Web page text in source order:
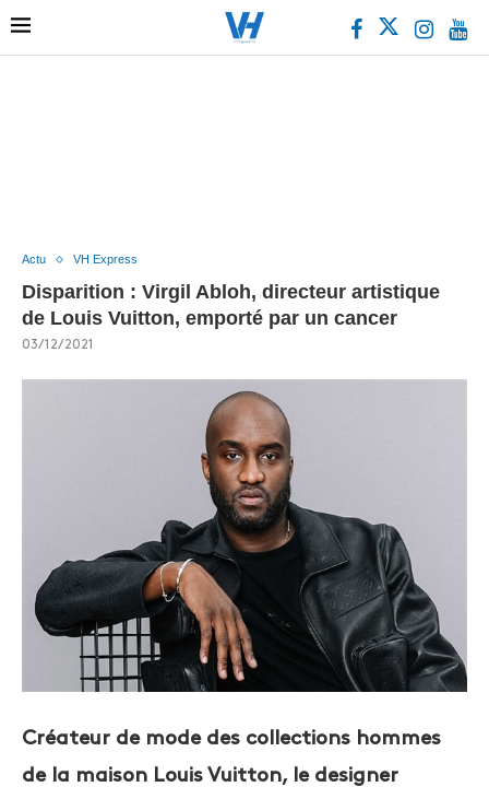
Actu VH Express
Disparition : Virgil Abloh, directeur artistique
de Louis Vuitton, emporté par un cancer
03/12/2021
Créateur de mode des collections hommes
de la maison Louis Vuitton, le designer